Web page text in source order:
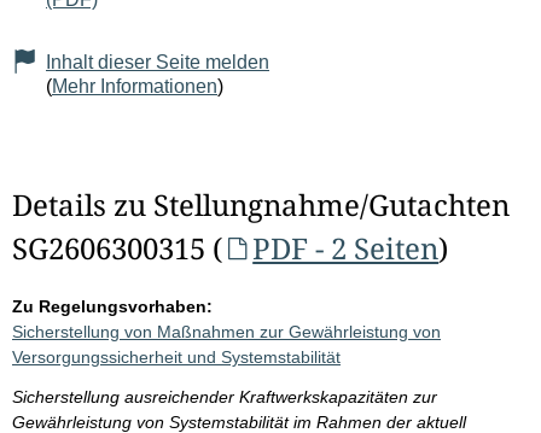
Inhalt dieser Seite melden
(Mehr Informationen)
Details zu Stellungnahme/Gutachten
SG2606300315 (
PDF - 2 Seiten)
Zu Regelungsvorhaben:
Sicherstellung von Maßnahmen zur Gewährleistung von
Versorgungssicherheit und Systemstabilität
Sicherstellung ausreichender Kraftwerkskapazitäten zur
Gewährleistung von Systemstabilität im Rahmen der aktuell